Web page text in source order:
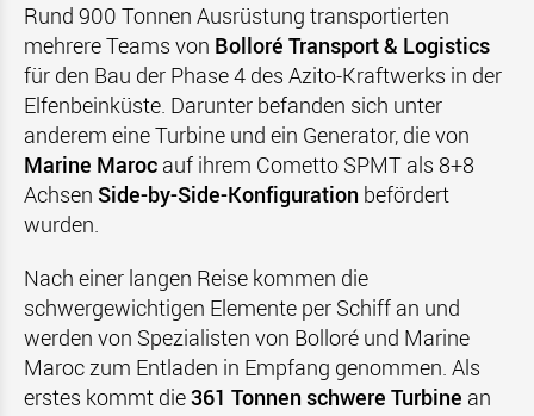
Rund 900 Tonnen Ausrüstung transportierten
mehrere Teams von Bolloré Transport & Logistics
für den Bau der Phase 4 des Azito-Kraftwerks in der
Elfenbeinküste. Darunter befanden sich unter
anderem eine Turbine und ein Generator, die von
Marine Maroc auf ihrem Cometto SPMT als 8+8
Achsen Side-by-Side-Konfiguration befördert
wurden.
Nach einer langen Reise kommen die
schwergewichtigen Elemente per Schiff an und
werden von Spezialisten von Bolloré und Marine
Maroc zum Entladen in Empfang genommen. Als
erstes kommt die361 Tonnen schwere Turbine an